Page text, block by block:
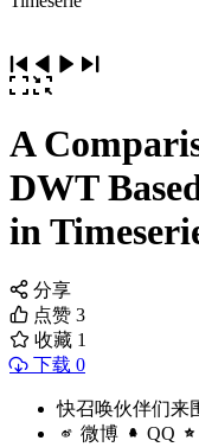
A
DWT
in
分享
点赞 3
收藏 1
下载 0
快召唤伙伴们来
微博 QQ